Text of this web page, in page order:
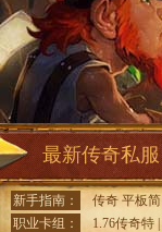
最新传奇私服
新手指南： 传奇 平板简
职业卡组：
1.76传奇特